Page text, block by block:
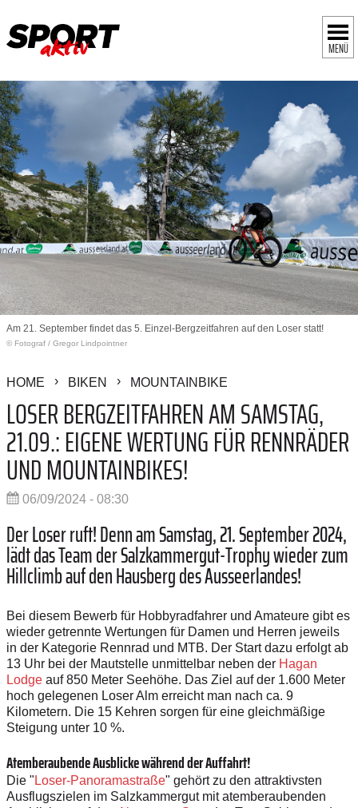
MENÜ
Am 21. September findet das 5. Einzel-Bergzeitfahren auf den Loser statt!
© Fotograf / Gregor Lindpointner
HOME BIKEN MOUNTAINBIKE
LOSER BERGZEITFAHREN AM SAMSTAG,
21.09.: EIGENE WERTUNG FÜR RENNRÄDER
UND MOUNTAINBIKES!
06/09/2024 - 08:30
Der Loser ruft! Denn am Samstag, 21. September 2024,
lädt das Team der Salzkammergut-Trophy wieder zum
Hillclimb auf den Hausberg des Ausseerlandes!
Bei diesem Bewerb für Hobbyradfahrer und Amateure gibt es
wieder getrennte Wertungen für Damen und Herren jeweils
in der Kategorie Rennrad und MTB. Der Start dazu erfolgt ab
13 Uhr bei der Mautstelle unmittelbar neben der Hagan
Lodge auf 850 Meter Seehöhe. Das Ziel auf der 1.600 Meter
hoch gelegenen Loser Alm erreicht man nach ca. 9
Kilometern. Die 15 Kehren sorgen für eine gleichmäßige
Steigung unter 10 %.
Atemberaubende Ausblicke während der Auffahrt!
Die " Loser-Panoramastraße" gehört zu den attraktivsten
Ausflugszielen im Salzkammergut mit atemberaubenden